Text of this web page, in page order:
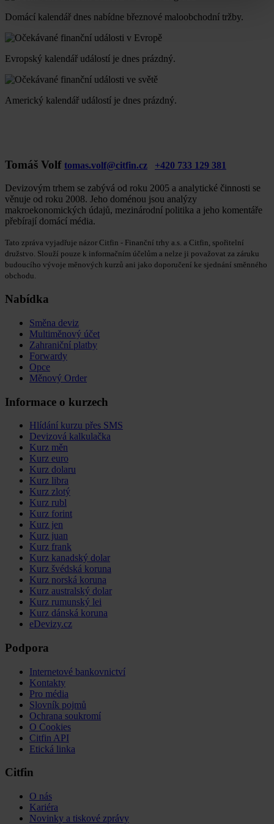
Domácí kalendář dnes nabídne březnové maloobchodní tržby.
Evropský kalendář událostí je dnes prázdný.
Americký kalendář událostí je dnes prázdný.
Tomáš Volf tomas.volf@citfin.cz +420 733 129 381
Devizovým trhem se zabývá od roku 2005 a analytické činnosti se
věnuje od roku 2008. Jeho doménou jsou analýzy
makroekonomických údajů, mezinárodní politika a jeho komentáře
přebírají domácí média.
Tato zpráva vyjadřuje názor Citfin - Finanční trhy a.s. a Citfin, spořitelní
družstvo. Slouží pouze k informačním účelům a nelze ji považovat za záruku
budoucího vývoje měnových kurzů ani jako doporučení ke sjednání směnného
obchodu.
Nabídka
Směna deviz
Multiměnový účet
Zahraniční platby
Forwardy
Opce
Měnový Order
Informace o kurzech
Hlídání kurzu přes SMS
Devizová kalkulačka
Kurz měn
Kurz euro
Kurz dolaru
Kurz libra
Kurz zlotý
Kurz rubl
Kurz forint
Kurz jen
Kurz juan
Kurz frank
Kurz kanadský dolar
Kurz švédská koruna
Kurz norská koruna
Kurz australský dolar
Kurz rumunský lei
Kurz dánská koruna
eDevizy.cz
Podpora
Internetové bankovnictví
Kontakty
Pro média
Slovník pojmů
Ochrana soukromí
O Cookies
Citfin API
Etická linka
Citfin
O nás
Kariéra
Novinky a tiskové zprávy